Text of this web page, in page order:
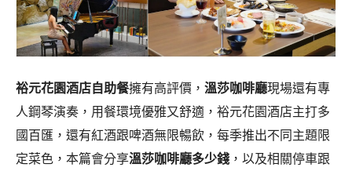
裕元花園酒店自助餐擁有高評價， 溫莎咖啡廳現場還有專
人鋼琴演奏，用餐環境優雅又舒適，裕元花園酒店主打多
國百匯，還有紅酒跟啤酒無限暢飲，每季推出不同主題限
定菜色，本篇會分享溫莎咖啡廳多少錢 ，以及相關停車跟